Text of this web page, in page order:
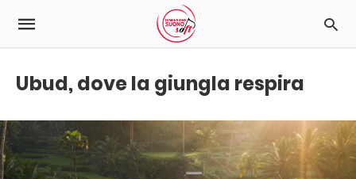
Ubud, dove la giungla respira